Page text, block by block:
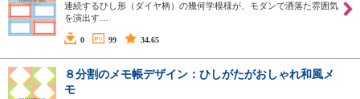
連続するひし形（ダイヤ柄）の幾何学模様が、モダンで洒落た雰囲気
を演出す…
0 99 34.65
８分割のメモ帳デザイン：ひしがたがおしゃれ和風メ
モ